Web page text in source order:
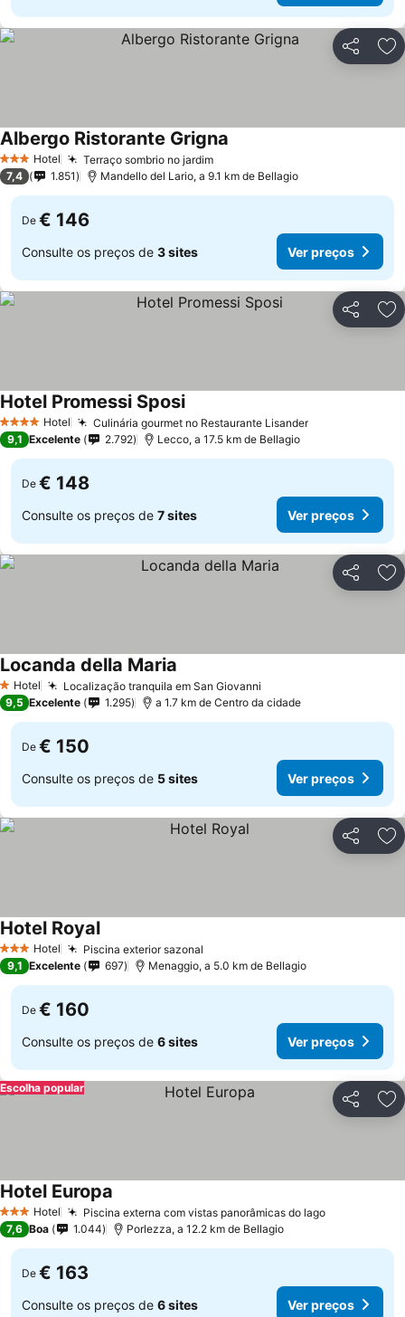
Partilhar
3 EstrelasHotel Terraço sombrio no jardimVer preços
Albergo Ristorante Grigna
7,4 1.851 Mandello del Lario, a 9.1 km de Bellagio
De € 146
Consulte os preços de 3 sites Ver preços
Partilhar
4 EstrelasHotel Culinária gourmet no Restaurante LisanderVer preços
Hotel Promessi SposiVer preços
9,1 Excelente 2.792 Lecco, a 17.5 km de Bellagio
De € 148
Consulte os preços de 7 sites Ver preços
Partilhar
1 Estrelas
Hotel Localização tranquila em San Giovanni
Locanda della Maria
9,5 Excelente 1.295 a 1.7 km de Centro da cidade
De € 150
Consulte os preços de 5 sites Ver preços
Partilhar
3 EstrelasHotel Piscina exterior sazonal
Hotel RoyalVer preços
9,1 Excelente 697 Menaggio, a 5.0 km de Bellagio
De € 160
Consulte os preços de 6 sites Ver preços
Partilhar
Escolha popular
3 EstrelasHotel Piscina externa com vistas panorâmicas do lagoVer preços
Hotel Europa
7,6 Boa 1.044 Porlezza, a 12.2 km de Bellagio
De € 163
Consulte os preços de 6 sites Ver preços